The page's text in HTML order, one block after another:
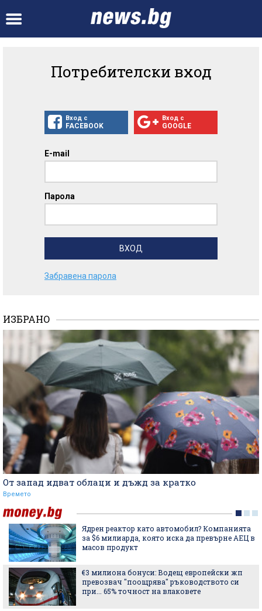
Потребителски вход
Вход с
FACEBOOK
Вход с
GOOGLE
E-mail
Парола
Забравена парола
ИЗБРАНО
От запад идват облаци и дъжд за кратко
Времето
Ядрен реактор като автомобил? Компанията
за $6 милиарда, която иска да превърне АЕЦ в
масов продукт
€3 милиона бонуси: Водещ европейски жп
превозвач "поощрява" ръководството си
при... 65% точност на влаковете